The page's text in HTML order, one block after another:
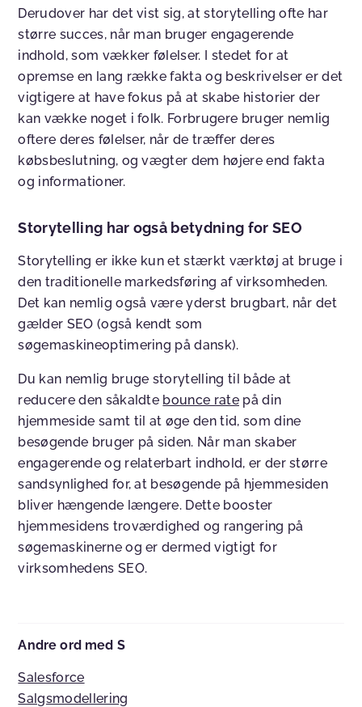
Derudover har det vist sig, at storytelling ofte har
større succes, når man bruger engagerende
indhold, som vækker følelser. I stedet for at
opremse en lang række fakta og beskrivelser er det
vigtigere at have fokus på at skabe historier der
kan vække noget i folk. Forbrugere bruger nemlig
oftere deres følelser, når de træffer deres
købsbeslutning, og vægter dem højere end fakta
og informationer.
Storytelling har også betydning for SEO
Storytelling er ikke kun et stærkt værktøj at bruge i
den traditionelle markedsføring af virksomheden.
Det kan nemlig også være yderst brugbart, når det
gælder SEO (også kendt som
søgemaskineoptimering på dansk).
Du kan nemlig bruge storytelling til både at
reducere den såkaldte bounce ratepå din
hjemmeside samt til at øge den tid, som dine
besøgende bruger på siden. Når man skaber
engagerende og relaterbart indhold, er der større
sandsynlighed for, at besøgende på hjemmesiden
bliver hængende længere. Dette booster
hjemmesidens troværdighed og rangering på
søgemaskinerne og er dermed vigtigt for
virksomhedens SEO.
Andre ord med S
Salesforce
Salgsmodellering